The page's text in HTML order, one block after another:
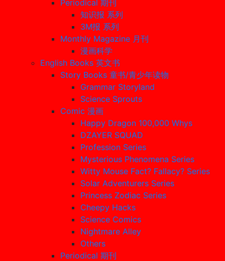
Periodical 期刊
知识报 系列
3M报 系列
Monthly Magazine 月刊
漫画科学
English Books 英文书
Story Books 童书/青少年读物
Grammar Storyland
Science Sprouts
Comic 漫画
Happy Dragon 100,000 Whys
DZAYER SQUAD
Profession Series
Mysterious Phenomena Series
Witty Mouse Fact? Fallacy? Series
Solar Adventurers Series
Princess Zodiac Series
Cheepy Hacks
Science Comics
Nightmare Alley
Others
Periodical 期刊